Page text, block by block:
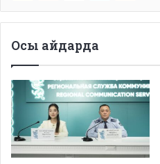
Осы айдарда